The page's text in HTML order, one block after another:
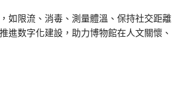
限流、消毒、測量體溫、保持社交距離
進数字化建設，助力博物館在人文關懷、